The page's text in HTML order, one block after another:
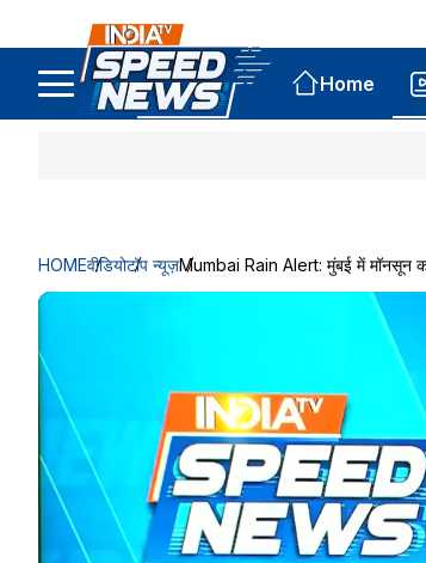
Home
HOMEवीडियोटॉप न्यूज़Mumbai Rain Alert: मुंबई में मॉनसून